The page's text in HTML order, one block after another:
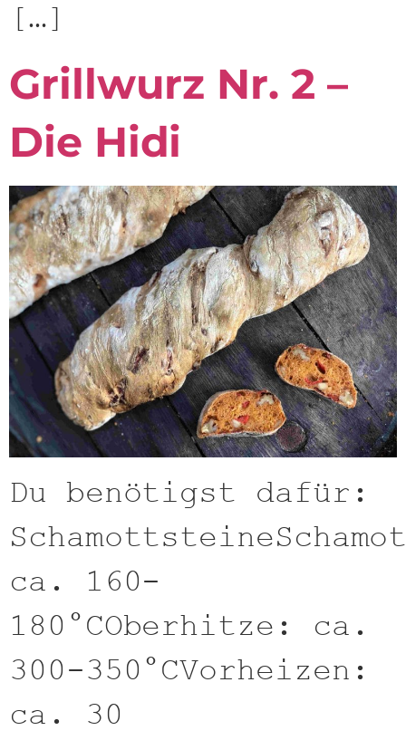
[…]
Grillwurz Nr. 2 –
Die Hidi
Du benötigst dafür:
ca. 160-
180°COberhitze: ca.
300-350°CVorheizen:
ca. 30